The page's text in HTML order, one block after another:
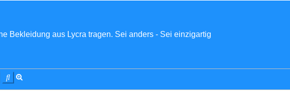
Bekleidung aus Lycra tragen. Sei anders - Sei einzigartig
Suche